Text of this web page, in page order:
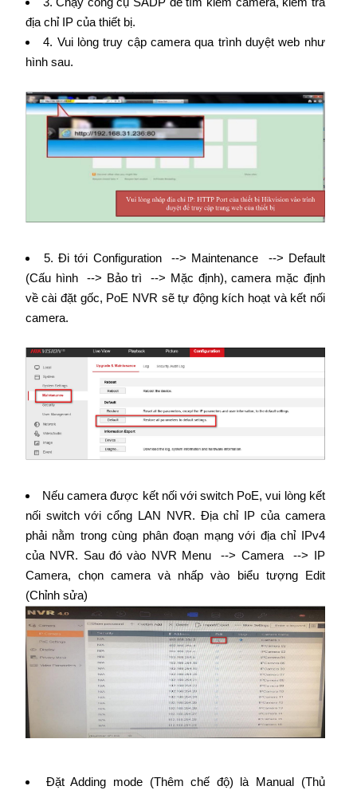
địa chỉ IP của thiết bị.
4. Vui lòng truy cập camera qua trình duyệt web như
hình sau.
5. Đi tới Configuration --> Maintenance --> Default
(Cấu hình --> Bảo trì --> Mặc định), camera mặc định
về cài đặt gốc, PoE NVR sẽ tự động kích hoạt và kết nối
camera.
Nếu camera được kết nối với switch PoE, vui lòng kết
nối switch với cổng LAN NVR. Địa chỉ IP của camera
phải nằm trong cùng phân đoạn mạng với địa chỉ IPv4
của NVR. Sau đó vào NVR Menu --> Camera --> IP
Camera, chọn camera và nhấp vào biểu tượng Edit
(Chỉnh sửa)
Đặt Adding mode (Thêm chế độ) là Manual (Thủ